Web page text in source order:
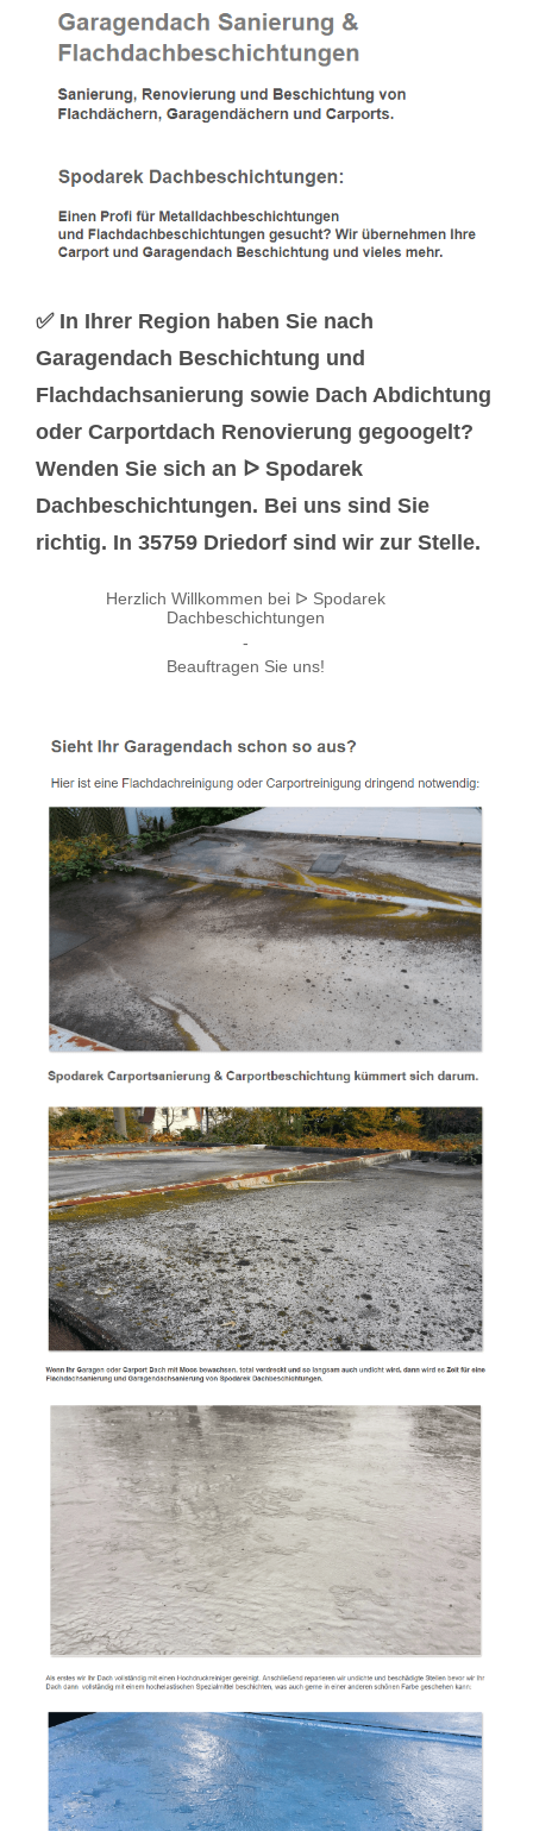
✅ In Ihrer Region haben Sie nach
Garagendach Beschichtung und
Flachdachsanierung sowie Dach Abdichtung
oder Carportdach Renovierung gegoogelt?
Wenden Sie sich an ᐅ Spodarek
Dachbeschichtungen. Bei uns sind Sie
richtig. In 35759 Driedorf sind wir zur Stelle.
Herzlich Willkommen bei ᐅ Spodarek
Dachbeschichtungen
-
Beauftragen Sie uns!